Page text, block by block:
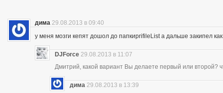
дима 29.08.2013 в 09:40
у меня мозги кепят дошол до папкиprifileList а дальше закипел
DJForce 29.08.2013 в 11:07
Дмитрий, какой вариант Вы делаете первый или второй?
дима 29.08.2013 в 13:39